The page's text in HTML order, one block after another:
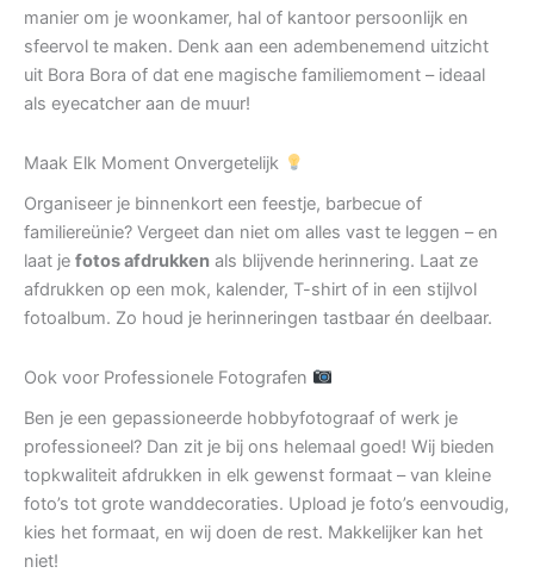
manier om je woonkamer, hal of kantoor persoonlijk en
sfeervol te maken. Denk aan een adembenemend uitzicht
uit Bora Bora of dat ene magische familiemoment – ideaal
als eyecatcher aan de muur!
Maak Elk Moment Onvergetelijk
Organiseer je binnenkort een feestje, barbecue of
familiereünie? Vergeet dan niet om alles vast te leggen – en
laat je fotos afdrukken als blijvende herinnering. Laat ze
afdrukken op een mok, kalender, T-shirt of in een stijlvol
fotoalbum. Zo houd je herinneringen tastbaar én deelbaar.
Ook voor Professionele Fotografen
Ben je een gepassioneerde hobbyfotograaf of werk je
professioneel? Dan zit je bij ons helemaal goed! Wij bieden
topkwaliteit afdrukken in elk gewenst formaat – van kleine
foto’s tot grote wanddecoraties. Upload je foto’s eenvoudig,
kies het formaat, en wij doen de rest. Makkelijker kan het
niet!